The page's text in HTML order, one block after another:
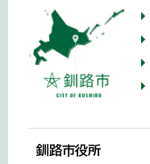
釧路市役所